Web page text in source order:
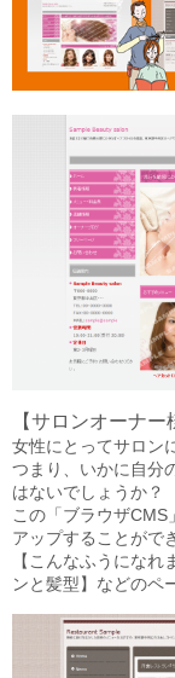
【サロンオーナー
女性にとってサロン
つまり、いかに自分
はないでしょうか？
この「ブラウザ
アップすることがで
【こんなふうにな
ンと髪型】などのペ